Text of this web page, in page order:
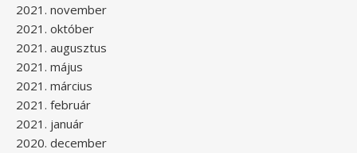
2021. november
2021. október
2021. augusztus
2021. május
2021. március
2021. február
2021. január
2020. december